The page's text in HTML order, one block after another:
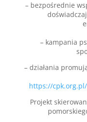
– bezpośrednie
– kampania
– działania
https://
Projekt